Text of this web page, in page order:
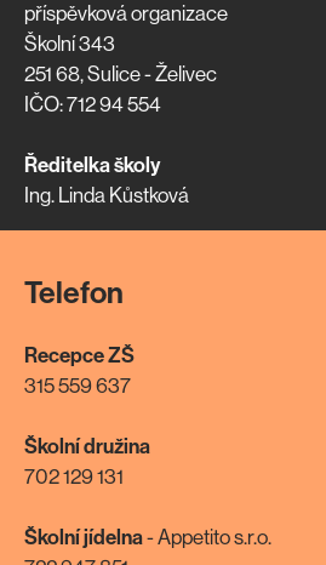
příspěvková organizace
Školní 343
251 68, Sulice - Želivec
IČO: 712 94 554
Ředitelka školy
Ing. Linda Kůstková
Telefon
Recepce ZŠ
315 559 637
Školní družina
702 129 131
Školní jídelna- Appetito s.r.o.